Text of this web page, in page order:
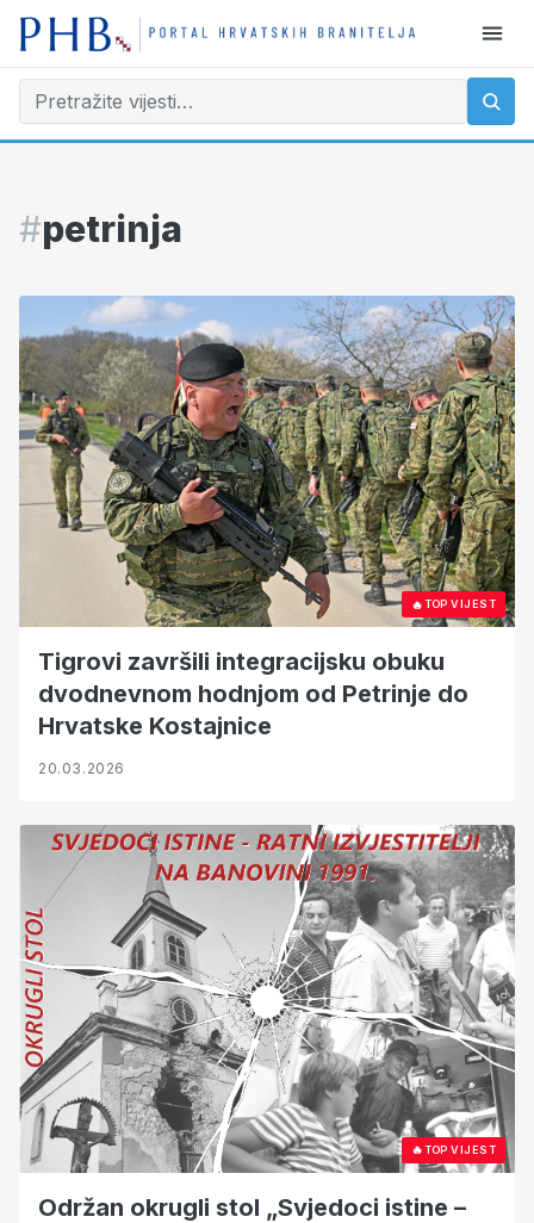
#petrinja
🔥TOP VIJEST
Tigrovi završili integracijsku obuku
dvodnevnom hodnjom od Petrinje do
Hrvatske Kostajnice
20.03.2026
🔥TOP VIJEST
Održan okrugli stol „Svjedoci istine –